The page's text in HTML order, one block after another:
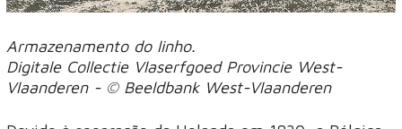
Armazenamento do linho.
Digitale Collectie Vlaserfgoed Provincie West-
Vlaanderen - © Beeldbank West-Vlaanderen